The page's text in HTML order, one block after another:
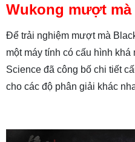
Wukong mượt mà
Để trải nghiệm mượt mà
một máy tính có cấu hình
Science đã công bố chi tiết
cho các độ phân giải khác